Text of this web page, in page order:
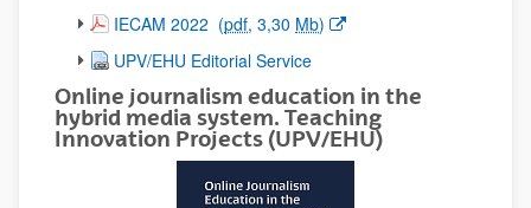
(Opens New Window)
IECAM 2022 (pdf, 3,30 Mb)
UPV/EHU Editorial Service
Online journalism education in the
hybrid media system. Teaching
Innovation Projects (UPV/EHU)